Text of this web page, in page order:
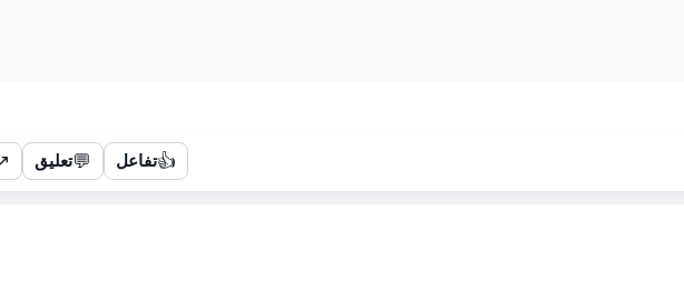
👍تفاعل 💬تعليق